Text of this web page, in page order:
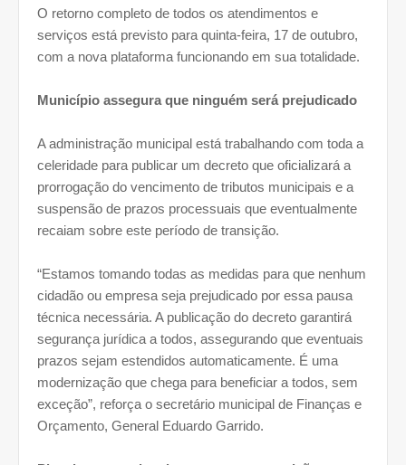
O retorno completo de todos os atendimentos e
serviços está previsto para quinta-feira, 17 de outubro,
com a nova plataforma funcionando em sua totalidade.
Município assegura que ninguém será prejudicado
A administração municipal está trabalhando com toda a
celeridade para publicar um decreto que oficializará a
prorrogação do vencimento de tributos municipais e a
suspensão de prazos processuais que eventualmente
recaiam sobre este período de transição.
“Estamos tomando todas as medidas para que nenhum
cidadão ou empresa seja prejudicado por essa pausa
técnica necessária. A publicação do decreto garantirá
segurança jurídica a todos, assegurando que eventuais
prazos sejam estendidos automaticamente. É uma
modernização que chega para beneficiar a todos, sem
exceção”, reforça o secretário municipal de Finanças e
Orçamento, General Eduardo Garrido.